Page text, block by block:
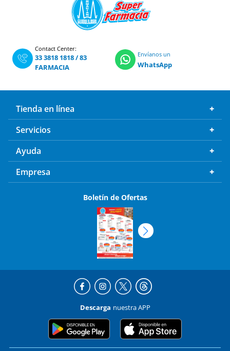
Contact Center:
33 3818 1818/83
FARMACIA
Envíanos un
WhatsApp
Tienda en línea
Servicios
Ayuda
Empresa
Boletín de Ofertas
Descarga nuestra APP